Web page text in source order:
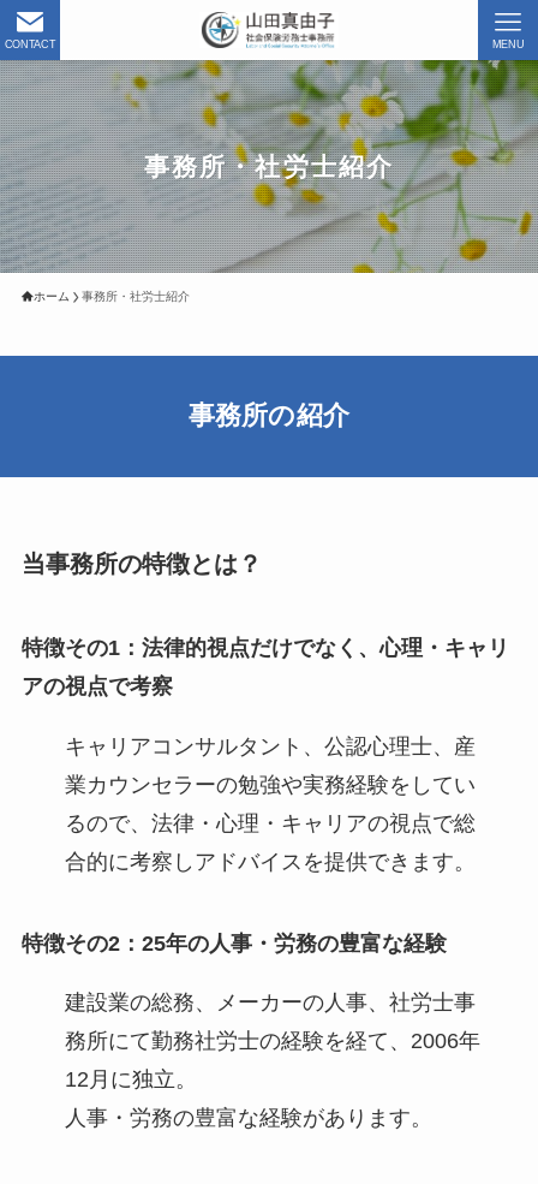
CONTACT MENU
事務所・社労士紹介
ホーム 事務所・社労士紹介
事務所の紹介
当事務所の特徴とは？
特徴その1：法律的視点だけでなく、心理・キャリ
アの視点で考察
キャリアコンサルタント、公認心理士、産
業カウンセラーの勉強や実務経験をしてい
るので、法律・心理・キャリアの視点で総
合的に考察しアドバイスを提供できます。
特徴その2：25年の人事・労務の豊富な経験
建設業の総務、メーカーの人事、社労士事
務所にて勤務社労士の経験を経て、2006年
12月に独立。
人事・労務の豊富な経験があります。